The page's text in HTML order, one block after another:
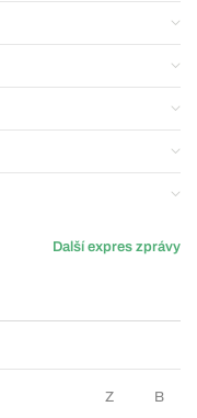
Další expres zprávy
Z B